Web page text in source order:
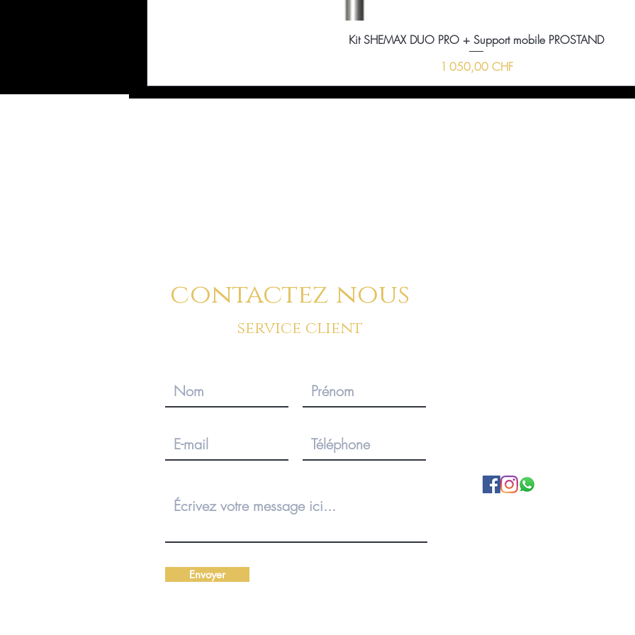
Kit SHEMAX DUO PRO + Support mobile PROSTAND
Prix
1 050,00 CHF
contactez nous
service client
Envoyer